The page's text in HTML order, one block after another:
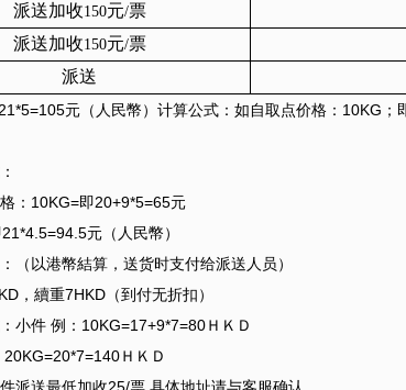
派送加收150元/票
派送加收150元/票
派送
元（人民幣）计算公式：如自取点价格：10KG；
：10KG=即20+9*5=65元
元（人民幣）
（以港幣結算，送货时支付给派送人员）
，續重7HKD（到付无折扣）
小件 例：10KG=17+9*7=80ＨＫＤ
20KG=20*7=140ＨＫＤ